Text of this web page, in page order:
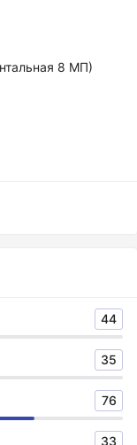
8 МП)
44
35
76
33